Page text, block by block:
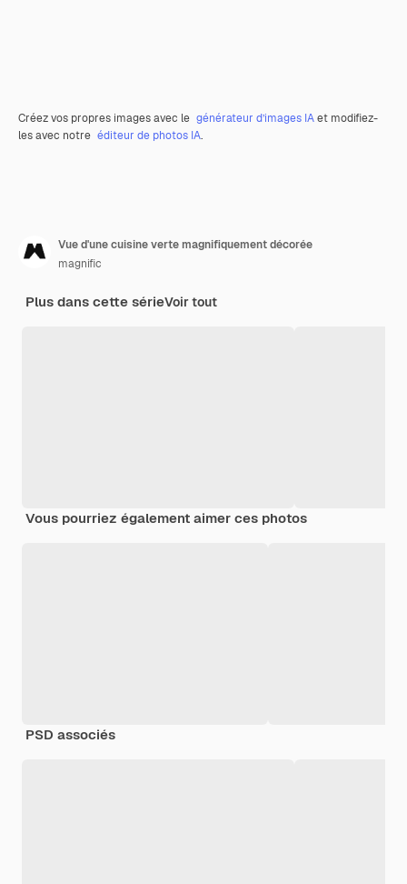
Créez vos propres images avec le générateur d’images IAet modifiez-
les avec notre éditeur de photos IA.
Vue d'une cuisine verte magnifiquement décorée
magnific
Plus dans cette sérieVoir tout
Vous pourriez également aimer ces photos
PSD associés